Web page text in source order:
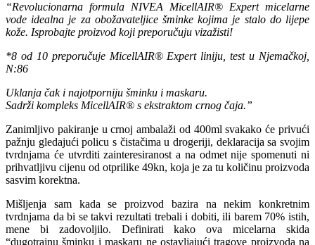
“Revolucionarna formula NIVEA MicellAIR® Expert micelarne
vode idealna je za obožavateljice šminke kojima je stalo do lijepe
kože. Isprobajte proizvod koji preporučuju vizažisti!
*8 od 10 preporučuje MicellAIR® Expert liniju, test u Njemačkoj,
N:86
Uklanja čak i najotporniju šminku i maskaru.
Sadrži kompleks MicellAIR® s ekstraktom crnog čaja.”
Zanimljivo pakiranje u crnoj ambalaži od 400ml svakako će privući
pažnju gledajući policu s čistačima u drogeriji, deklaracija sa svojim
tvrdnjama će utvrditi zainteresiranost a na odmet nije spomenuti ni
prihvatljivu cijenu od otprilike 49kn, koja je za tu količinu proizvoda
sasvim korektna.
Mišljenja sam kada se proizvod bazira na nekim konkretnim
tvrdnjama da bi se takvi rezultati trebali i dobiti, ili barem 70% istih,
mene bi zadovoljilo. Definirati kako ova micelarna skida
“dugotrajnu šminku i maskaru ne ostavljajući tragove proizvoda na